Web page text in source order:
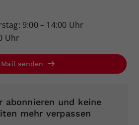
9:00 – 14:00 Uhr
Uhr
Mail senden
abonnieren und keine
mehr verpassen